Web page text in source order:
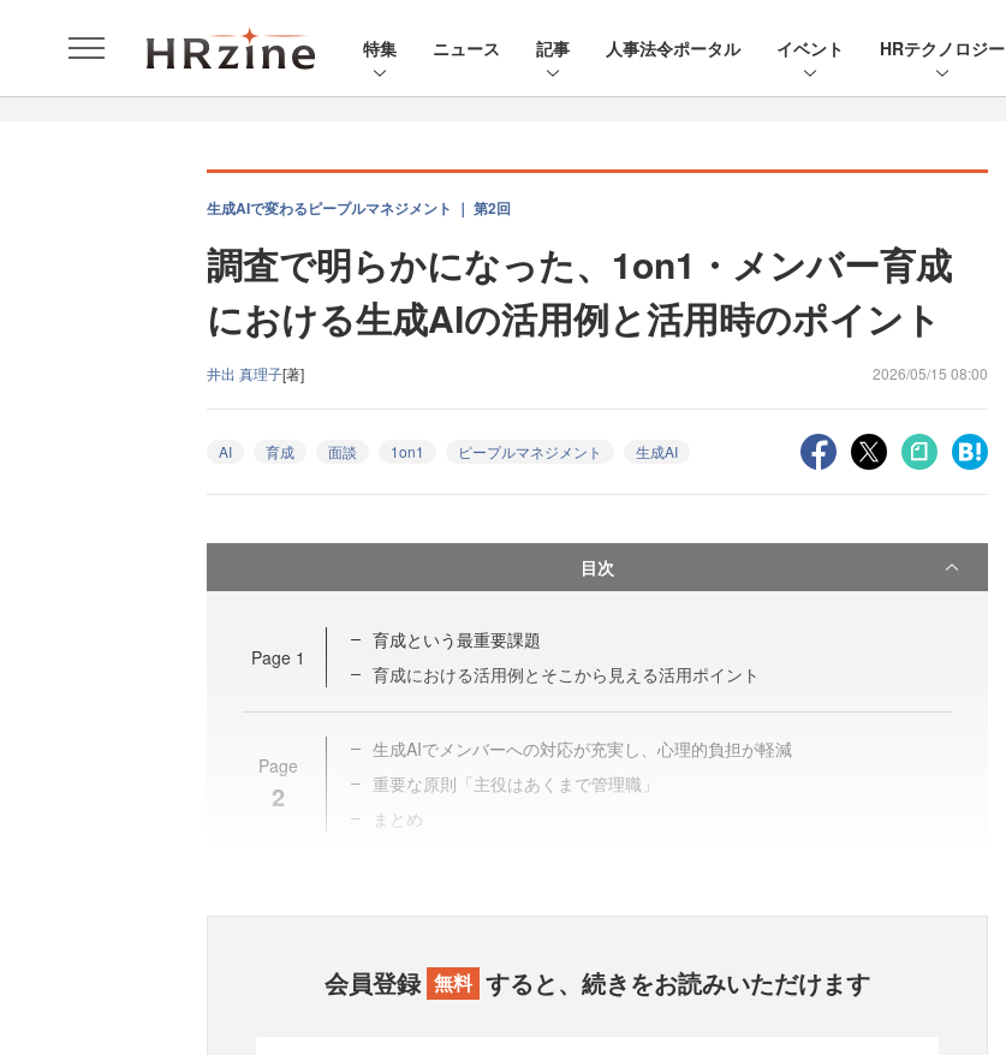
特集 ニュース 記事 人事法令ポータル イベント HRテクノロジー
生成AIで変わるピープルマネジメント ｜ 第2回
調査で明らかになった、1on1・メンバー育成
における生成AIの活用例と活用時のポイント
井出 真理子[著] 2026/05/15 08:00
AI 育成 面談 1on1 ピープルマネジメント 生成AI
目次
Page 1
育成という最重要課題
育成における活用例とそこから見える活用ポイント
Page
2
生成AIでメンバーへの対応が充実し、心理的負担が軽減
重要な原則「主役はあくまで管理職」
まとめ
会員登録 無料 すると、続きをお読みいただけます